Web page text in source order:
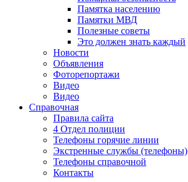
Памятка населению
Памятки МВД
Полезные советы
Это должен знать каждый
Новости
Объявления
Фоторепортажи
Видео
Видео
Справочная
Правила сайта
4 Отдел полиции
Телефоны горячие линии
Экстренные службы (телефоны)
Телефоны справочной
Контакты